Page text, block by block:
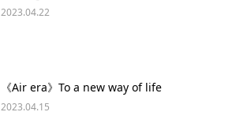
2023.04.22
《Air era》To a new way of life
2023.04.15